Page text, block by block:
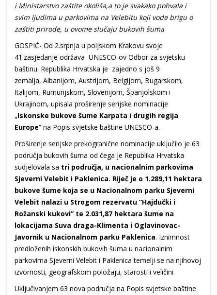
i Ministarstvo zaštite okoliša,a to je svakako pohvala i
svim ljudima u parkovima na Velebitu koji vode brigu o
zaštiti prirode, u ovome slučaju bukovih šuma
GOSPIĆ- Od 2.srpnja u poljskom Krakovu svoje
41.zasjedanje održava UNESCO-ov Odbor za svjetsku
baštinu. Republika Hrvatska je zajedno s još 9
zemalja, Albanijom, Austrijom, Belgijom, Bugarskom,
Italijom, Rumunjskom, Slovenijom, Španjolskom i
Ukrajinom, upisala proširenje serijske nominacije
„Iskonske bukove šume Karpata i drugih regija
Europe“ na Popis svjetske baštine UNESCO-a.
Proširenje serijske prekogranične nominacije uključilo je 63
područja bukovih šuma od čega je Republika Hrvatska
sudjelovala sa tri područja, u nacionalnim parkovima
Sjeverni Velebit i Paklenica. Riječ je o 1.289,11 hektara
bukove šume koja se u Nacionalnom parku Sjeverni
Velebit nalazi u Strogom rezervatu “Hajdučki i
Rožanski kukovi” te 2.031,87 hektara šume na
lokacijama Suva draga-Klimenta i Oglavinovac-
Javornik u Nacionalnom parku Paklenica. Iznimnost
predloženih iskonskih bukovih šuma u nacionalnim
parkovima Sjeverni Velebit i Paklenica temelji se na njihovoj
izvornosti, geografskom položaju, starosti i veličini.
Uključivanjem 63 nova područja na Popis svjetske baštine